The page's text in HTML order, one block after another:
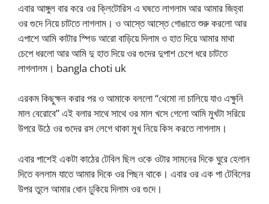
এবার আঙ্গুল বার করে ওর ক্লিটোরিস এ ঘষতে লাগলাম আর আমার জিহ্বা
ওর গুদে নিয়ে চাটতে লাগলাম। ও আস্তে আস্তে গোঙাতে শুরু করলো আর
এপাশে আমি কাটার স্পিড আরো বাড়িয়ে দিলাম ও হাত দিয়ে আমার মাথা
চেপে ধরলো আর আমি দু হাত দিয়ে ওর গুদের দুপাশ চেপে ধরে চাটতে
লাগলালম। bangla choti uk
এরকম কিছুক্ষন করার পর ও আমাকে বললো “থেমো না চালিয়ে যাও এক্ষুনি
মাল বেরোবে” এই বলার সাথে সাথে ওর মাল খসে গেলো আমি মুখটা সরিয়ে
উপরে উঠে ওর গুদের রস লেগে থাকা মুখ নিয়ে কিস করতে লাগলাম।
এবার পাশেই একটা কাঠের টেবিল ছিল ওকে ওটার সামনের দিকে ঘুরে হেলান
দিতে বললাম যাতে আমার দিকে ওর পিছন থাকে। এবার ওর এক পা টেবিলের
উপর তুলে আমার ধোন ঢুকিয়ে দিলাম ওর গুদে।